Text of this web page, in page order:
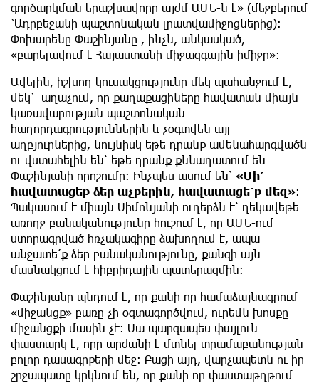
գործարկման երաշխավորը այժմ ԱՄՆ-ն է» (մեջբերում
՝Ադրբեջանի պաշտոնական լրատվամիջոցներից)։
Փոխարենը Փաշինյանը , ինչն, անկասկած,
«բարելավում է Հայաստանի միջազգային իմիջը»։
Ավելին, իշխող կուսակցությունը մեկ պահանջում է,
մեկ՝ աղաչում, որ քաղաքացիները հավատան միայն
կառավարության պաշտոնական
հաղորդագրություններին և չօգտվեն այլ
աղբյուրներից, նույնիսկ եթե դրանք ամենահարգվածն
ու վստահելին են՝ եթե դրանք քննադատում են
Փաշինյանի որոշումը։ Ինչպես ասում են՝ «Մի՛
հավատացեք ձեր աչքերին, հավատացե՛ք մեզ»։
Պակասում է միայն Սիմոնյանի ուղերձն է՝ ղեկավեթե
առողջ բանականությունը հուշում է, որ ԱՄՆ-ում
ստորագրված հռչակագիրը ձախողում է, ապա
անջատե՛ք ձեր բանականությունը, քանզի այն
մասնակցում է հիբրիդային պատերազմին։
Փաշինյանը պնդում է, որ քանի որ համաձայնագրում
«միջանցք» բառը չի օգտագործվում, ուրեմն խոսքը
միջանցքի մասին չէ։ Սա պարզապես փայլուն
փաստարկ է, որը արժանի է մտնել տրամաբանության
բոլոր դասագրքերի մեջ։ Բացի այդ, վարչապետն ու իր
շրջապատը կրկնում են, որ քանի որ փաստաթղթում